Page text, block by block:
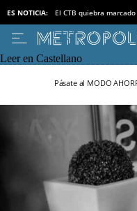
ES NOTICIA: El CTB quiebra
Leer en Castellano
Pásate al MODO